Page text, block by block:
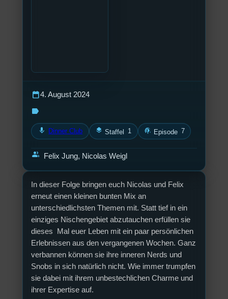
In dieser Folge bringen euch Nicolas und Felix
erneut einen kleinen bunten Mix an
unterschiedlichsten Themen mit. Statt tief in ein
einziges Nischengebiet abzutauchen erfüllen sie
dieses Mal euer Leben mit ein paar persönlichen
Erlebnissen aus den vergangenen Wochen. Ganz
verbannen können sie ihre inneren Nerds und
Snobs in sich natürlich nicht. Wie immer trumpfen
sie dabei mit ihrem unbestechlichen Charme und
ihrer Expertise auf.
calendar_today4. August 2024
label
mic Dinner Club layers Staffel 1 podcasts Episode 7
group Felix Jung, Nicolas Weigl